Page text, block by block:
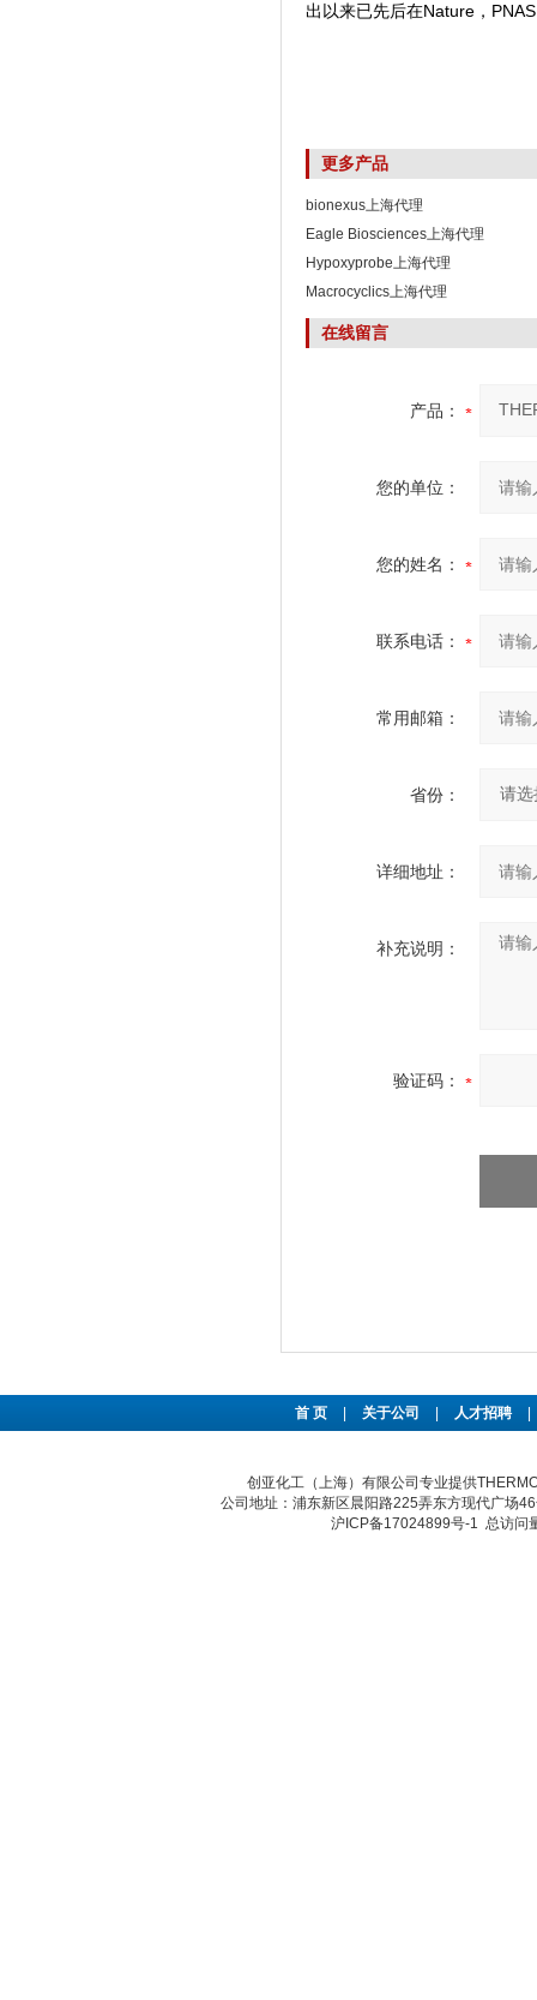
出以来已先后在Nature，
更多产品
bionexus上海代理
Eagle Biosciences上海代理
Hypoxyprobe上海代理
Macrocyclics上海代理
在线留言
产品：
您的单位：
您的姓名：
联系电话：
常用邮箱：
省份：
详细地址：
补充说明：
验证码：
首 页 关于公司 人才招聘
创亚化工（上海）有限公司专业提供
公司地址：浦东新区晨阳路225弄东方现代广场
沪ICP备17024899号-1 总访问